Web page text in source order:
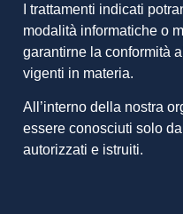
I trattamenti indicati
modalità informatiche o
garantirne la conformità
vigenti in materia.
All’interno della nostra
essere conosciuti solo
autorizzati e istruiti.